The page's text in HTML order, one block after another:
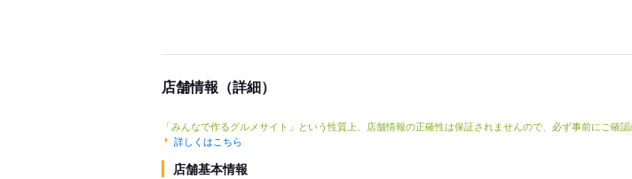
店舗情報（詳細）
「みんなで作るグルメサイト」という性質上、店舗情報の正確性は保証されませんので、必ず事前にご確認
詳しくはこちら
店舗基本情報